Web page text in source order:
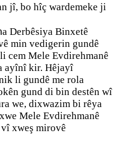
jî, bo hîç wardemeke ji
a Derbêsiya Binxetê
min vedigerin gundê
cem Mele Evdirehmanê
ayînî kir. Hêjayî
li gundê me rola
gund di bin destên wî
we, dixwazim bi rêya
Mele Evdirehmanê
xweş mirovê